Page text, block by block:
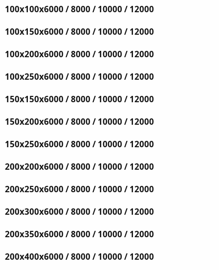
100х100х6000 / 8000 / 10000 / 12000
100х150х6000 / 8000 / 10000 / 12000
100х200х6000 / 8000 / 10000 / 12000
100х250х6000 / 8000 / 10000 / 12000
150х150х6000 / 8000 / 10000 / 12000
150х200х6000 / 8000 / 10000 / 12000
150х250х6000 / 8000 / 10000 / 12000
200х200х6000 / 8000 / 10000 / 12000
200х250х6000 / 8000 / 10000 / 12000
200х300х6000 / 8000 / 10000 / 12000
200х350х6000 / 8000 / 10000 / 12000
200х400х6000 / 8000 / 10000 / 12000